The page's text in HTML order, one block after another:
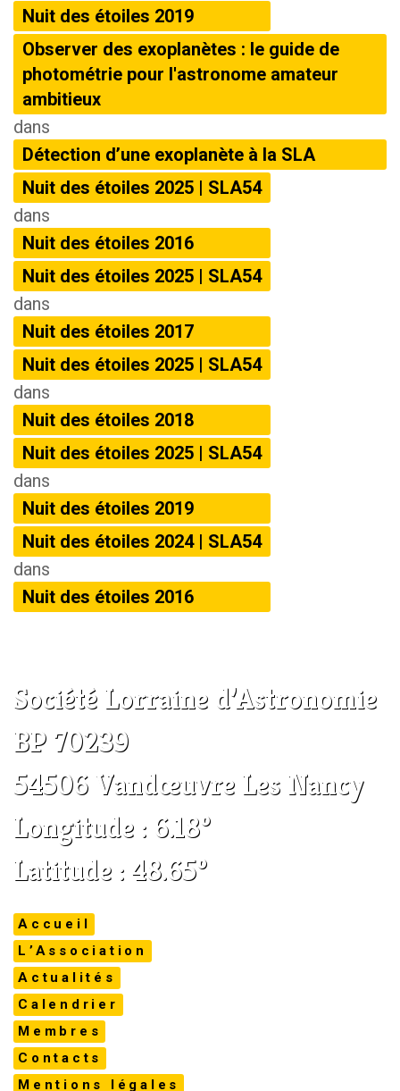
Nuit des étoiles 2019
Observer des exoplanètes : le guide de
photométrie pour l'astronome amateur
ambitieux
dans
Détection d’une exoplanète à la SLA
Nuit des étoiles 2025 | SLA54
dans
Nuit des étoiles 2016
Nuit des étoiles 2025 | SLA54
dans
Nuit des étoiles 2017
Nuit des étoiles 2025 | SLA54
dans
Nuit des étoiles 2018
Nuit des étoiles 2025 | SLA54
dans
Nuit des étoiles 2019
Nuit des étoiles 2024 | SLA54
dans
Nuit des étoiles 2016
Société Lorraine d’Astronomie
BP 70239
54506 Vandœuvre Les Nancy
Longitude : 6.18°
Latitude : 48.65°
Accueil
L’Association
Actualités
Calendrier
Membres
Contacts
Mentions légales